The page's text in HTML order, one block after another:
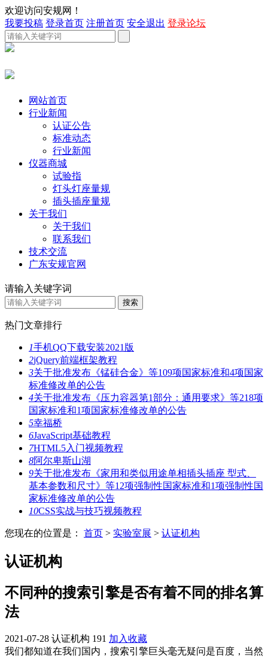
欢迎访问安规网！
我要投稿 登录首页 注册首页 安全退出 登录论坛
网站首页
行业新闻
认证公告
标准动态
行业新闻
仪器商城
试验指
灯头灯座量规
插头插座量规
关于我们
关于我们
联系我们
技术交流
广东安规官网
请输入关键字词
热门文章排行
1手机QQ下载安装2021版
2jQuery前端框架教程
3关于批准发布《锰硅合金》等109项国家标准和4项国家
标准修改单的公告
4关于批准发布《压力容器第1部分：通用要求》等218项
国家标准和1项国家标准修改单的公告
5幸福桥
6JavaScript基础教程
7HTML5入门视频教程
8阿尔卑斯山湖
9关于批准发布《家用和类似用途单相插头插座 型式、
基本参数和尺寸》等12项强制性国家标准和1项强制性国
家标准修改单的公告
10CSS实战与技巧视频教程
您现在的位置是： 首页 > 实验室展 > 认证机构
认证机构
不同种的搜索引擎是否有着不同的排名算
法
2021-07-28 认证机构 191 加入收藏
我们都知道在我们国内，搜索引擎巨头毫无疑问是百度，当然